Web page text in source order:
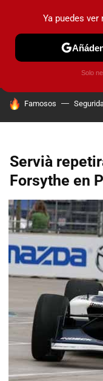
PRUEBAS
HOY SE HABLA DE
Famosos
Servià
Forsythe en
Ya puedes
Solo